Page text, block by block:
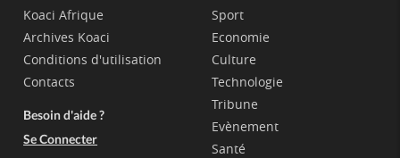
Koaci Afrique
Archives Koaci
Conditions d'utilisation
Contacts
Besoin d'aide ?
Se Connecter
Sport
Economie
Culture
Technologie
Tribune
Evènement
Santé